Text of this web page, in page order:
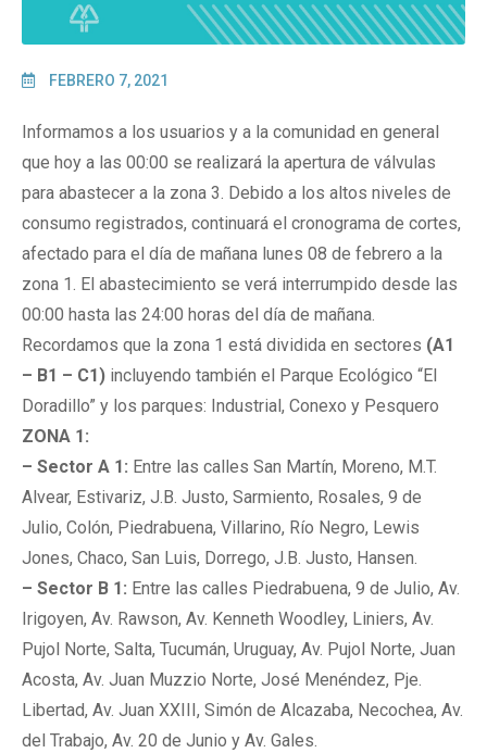
FEBRERO 7, 2021
Informamos a los usuarios y a la comunidad en general
que hoy a las 00:00 se realizará la apertura de válvulas
para abastecer a la zona 3. Debido a los altos niveles de
consumo registrados, continuará el cronograma de cortes,
afectado para el día de mañana lunes 08 de febrero a la
zona 1. El abastecimiento se verá interrumpido desde las
00:00 hasta las 24:00 horas del día de mañana.
Recordamos que la zona 1 está dividida en sectores (A1
– B1 – C1) incluyendo también el Parque Ecológico “El
Doradillo” y los parques: Industrial, Conexo y Pesquero
ZONA 1:
– Sector A 1: Entre las calles San Martín, Moreno, M.T.
Alvear, Estivariz, J.B. Justo, Sarmiento, Rosales, 9 de
Julio, Colón, Piedrabuena, Villarino, Río Negro, Lewis
Jones, Chaco, San Luis, Dorrego, J.B. Justo, Hansen.
– Sector B 1: Entre las calles Piedrabuena, 9 de Julio, Av.
Irigoyen, Av. Rawson, Av. Kenneth Woodley, Liniers, Av.
Pujol Norte, Salta, Tucumán, Uruguay, Av. Pujol Norte, Juan
Acosta, Av. Juan Muzzio Norte, José Menéndez, Pje.
Libertad, Av. Juan XXIII, Simón de Alcazaba, Necochea, Av.
del Trabajo, Av. 20 de Junio y Av. Gales.